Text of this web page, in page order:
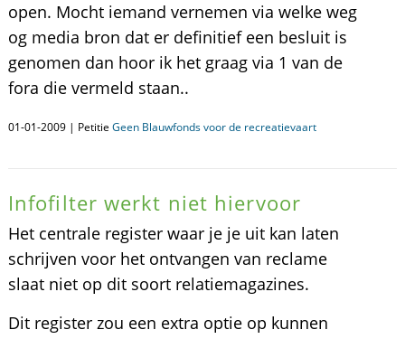
open. Mocht iemand vernemen via welke weg
og media bron dat er definitief een besluit is
genomen dan hoor ik het graag via 1 van de
fora die vermeld staan..
01-01-2009 | Petitie Geen Blauwfonds voor de recreatievaart
Infofilter werkt niet hiervoor
Het centrale register waar je je uit kan laten
schrijven voor het ontvangen van reclame
slaat niet op dit soort relatiemagazines.
Dit register zou een extra optie op kunnen